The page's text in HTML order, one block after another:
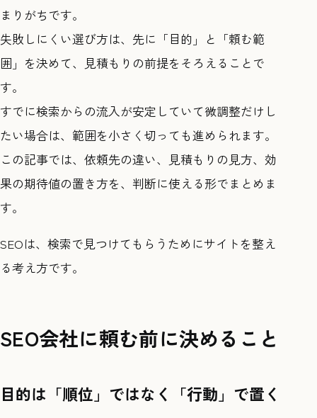
まりがちです。
失敗しにくい選び方は、先に「目的」と「頼む範
囲」を決めて、見積もりの前提をそろえることで
す。
すでに検索からの流入が安定していて微調整だけし
たい場合は、範囲を小さく切っても進められます。
この記事では、依頼先の違い、見積もりの見方、効
果の期待値の置き方を、判断に使える形でまとめま
す。
SEOは、検索で見つけてもらうためにサイトを整え
る考え方です。
SEO会社に頼む前に決めること
目的は「順位」ではなく「行動」で置く